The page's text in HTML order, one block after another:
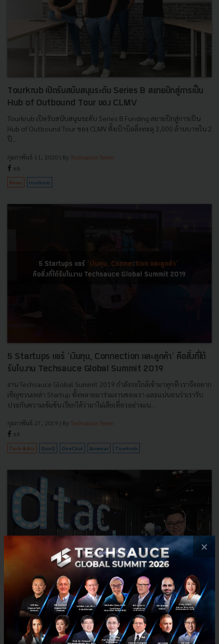
Tourkrub เปิดรับสนับสนุนระดับ Series B สยายปีกสู่การเป็น
Hub of Outbound Tour ของ CLMV
Tourkrub เปิดรับสนับสนุนระดับ Series B Funding สยายปีกสู่การเป็น
Hub of Outbound Tour ของ CLMV ตั้งเป้าบิลลิ่งทะลุ 3,000 ล้านบาทใน 2
ปี...
กุมภาพันธ์ 11, 2020 | By Techsauce Team
68
News tourkrub
5 Startups แชร์ ‘เงินทุน, Connection และลูกค้า’ คือสิ่งที่ได้
รับในงาน Techsauce Global Summit 2019
งาน Techsauce Global Summit 2019 กำลังจะใกล้เข้ามาทุกที เราจึงอยาก
เชิญชวนเหล่า Startup ทั้งหลายมาร่วมงานของเรา และแน่นอนว่าเรารับ
ประกันความเข้มข้น เรียกได้ว่ามาไม่เสียเที่ยวอย่างแน...
กุมภาพันธ์ 27, 2019 | By Techsauce Team
69
Tech & Biz QueQ OneChat Aniwear Tourkrub
TourKrub: An innovative Thai travel startup
As the Thai startup scene expands exponentially, TourKrub is
×